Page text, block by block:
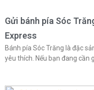
Gửi bánh pía Sóc
Express
Bánh pía Sóc Trăng là đặc
yêu thích. Nếu bạn đang cần